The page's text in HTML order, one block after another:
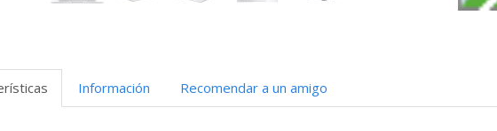
Información Recomendar a un amigo